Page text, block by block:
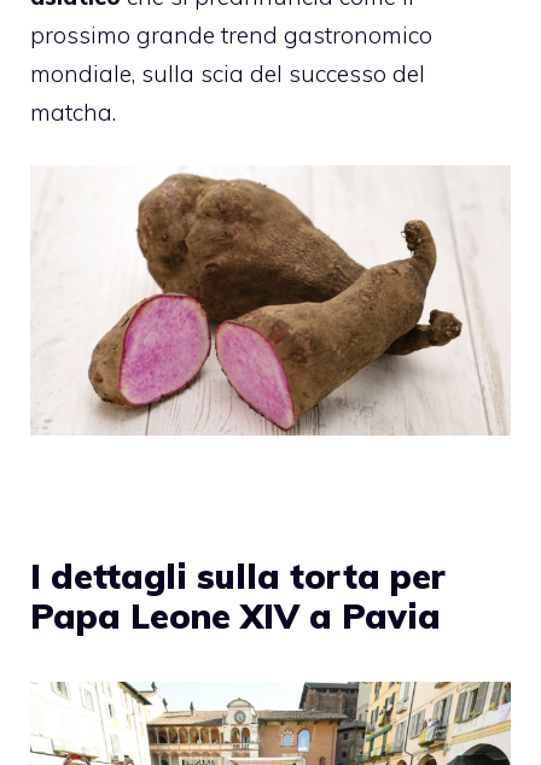
prossimo grande trend gastronomico
mondiale, sulla scia del successo del
matcha.
I dettagli sulla torta per
Papa Leone XIV a Pavia